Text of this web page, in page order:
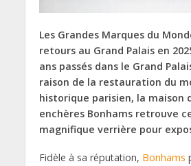
Les Grandes Marques du
retours au Grand Palais en
ans passés dans le Grand
raison de la restauration du
historique parisien, la maison
enchères Bonhams retrouve
magnifique verrière pour
Fidèle à sa réputation, Bonhams